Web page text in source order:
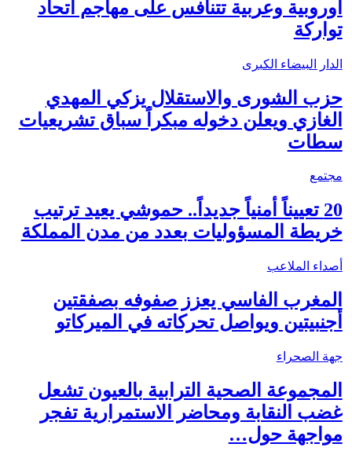
أوروبية وعربية تتنافس على مهاجم اتحاد
تواركة
الدار البيضاء الكبرى
حزب الشورى والاستقلال يزكي المهدي
الغازي ويعلن دخوله مبكراً سباق تشريعيات
سطات
مجتمع
20 تعييناً أمنياً جديداً.. حموشي يعيد ترتيب
خريطة المسؤوليات بعدد من مدن المملكة
أصداء الملاعب
المغرب الفاسي يعزز صفوفه بصفقتين
أجنبيتين ويواصل تحركاته في الميركاتو
جهة الصحراء
المجموعة الصحية الترابية بالعيون تشعل
غضب النقابة ومحاضر الاستمرارية تفجر
مواجهة حول…